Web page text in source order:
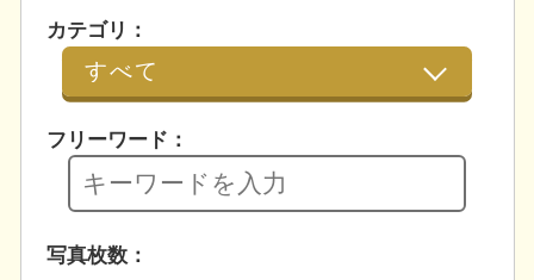
カテゴリ：
フリーワード：
写真枚数：